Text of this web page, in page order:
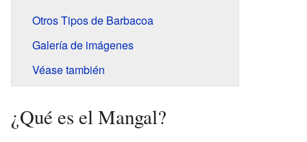
Otros Tipos de Barbacoa
Galería de imágenes
Véase también
¿Qué es el Mangal?